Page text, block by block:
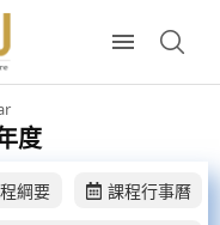
度
綱要 課程行事曆